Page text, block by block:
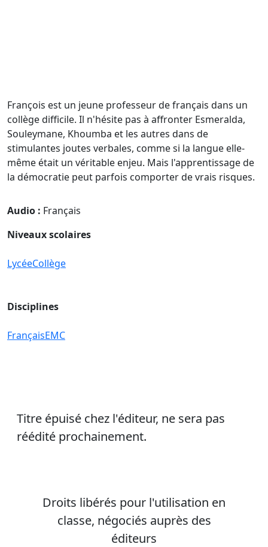
François est un jeune professeur de français dans un
collège difficile. Il n'hésite pas à affronter Esmeralda,
Souleymane, Khoumba et les autres dans de
stimulantes joutes verbales, comme si la langue elle-
même était un véritable enjeu. Mais l'apprentissage de
la démocratie peut parfois comporter de vrais risques.
Audio : Français
Niveaux scolaires
LycéeCollège
Disciplines
FrançaisEMC
Titre épuisé chez l'éditeur, ne sera pas
réédité prochainement.
Droits libérés pour l'utilisation en
classe, négociés auprès des
éditeurs